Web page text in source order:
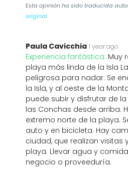
Esta opinión ha sido traducida
original
Paula Cavicchia 1 year ago
Experiencia fantástica: Muy
playa más linda de la Isla
peligrosa para nadar. Se
la Isla, y al oeste de la
puede subir y disfrutar de
las Conchas desde arriba.
extremo norte de la playa.
auto y en bicicleta. Hay
ciudad, que realizan visitas
playa. Llevar agua y
negocio o proveeduría.